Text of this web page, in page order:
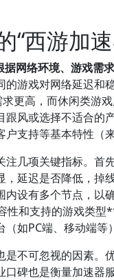
“西游加
网络环境、游戏需
的游戏对网络延迟和
求更高，而休闲类游
风或选择不适合的
支持等基本特性（
注几项关键指标。
，延迟是否降低，
内设有多个节点，以
和支持的游戏类
如PC端、移动端等
不可忽视的因素。
口碑也是衡量加速器